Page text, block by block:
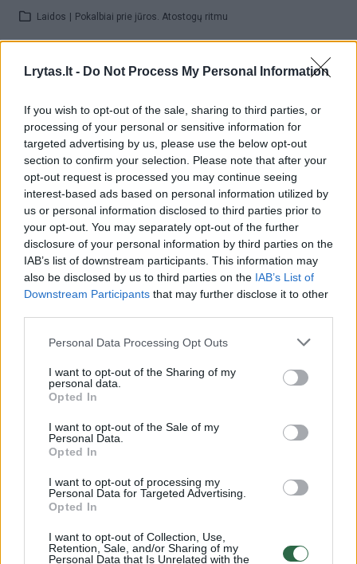
Lrytas.lt - Do Not Process My Personal Information
If you wish to opt-out of the sale, sharing to third parties, or
processing of your personal or sensitive information for
targeted advertising by us, please use the below opt-out
section to confirm your selection. Please note that after your
opt-out request is processed you may continue seeing
interest-based ads based on personal information utilized by
us or personal information disclosed to third parties prior to
your opt-out. You may separately opt-out of the further
disclosure of your personal information by third parties on the
IAB’s list of downstream participants. This information may
also be disclosed by us to third parties on the IAB’s List of
Downstream Participants that may further disclose it to other
Personal Data Processing Opt Outs
I want to opt-out of the Sharing of my
personal data.
Opted In
I want to opt-out of the Sale of my
Personal Data.
Opted In
I want to opt-out of processing my
Personal Data for Targeted Advertising.
Opted In
I want to opt-out of Collection, Use,
Retention, Sale, and/or Sharing of my
Personal Data that Is Unrelated with the
Laidos Pokalbiai prie jūros. Atostogų ritmu
00:00:40
Dronai Vokietijoje kelia vis daugiau klausimų: du
Žinios | Pasaulis
Visi įrašai
Žiūrimiausi įrašai
00:00:30
Vaizdai iš tragiškos avarijos Vilniaus r.: dviejų moterų ir
vaiko gyvybių išgelbėti nepavyko
Žinios | Lietuvos diena
Savaitės vidurys nusimato karštas: temperatūra kils iki
32 laipsnių šilumos
Žinios | Orai
00:15:54
V. Zalužno pasisakymą laiko bandymu įsitvirtinti
Laidos | Nauja diena